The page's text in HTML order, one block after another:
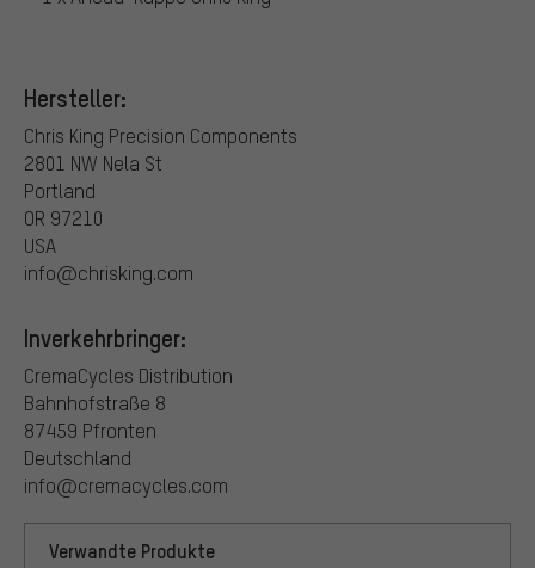
Hersteller:
Chris King Precision Components
2801 NW Nela St
Portland
OR 97210
USA
info@chrisking.com
Inverkehrbringer:
CremaCycles Distribution
Bahnhofstraße 8
87459 Pfronten
Deutschland
info@cremacycles.com
Verwandte Produkte